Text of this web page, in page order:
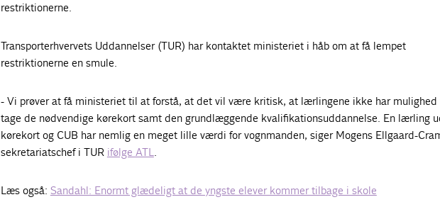
restriktionerne.
Transporterhvervets Uddannelser (TUR) har kontaktet ministeriet i håb om at få lempet
restriktionerne en smule.
- Vi prøver at få ministeriet til at forstå, at det vil være kritisk, at lærlingene ikke har mulighed
tage de nødvendige kørekort samt den grundlæggende kvalifikationsuddannelse. En lærling
kørekort og CUB har nemlig en meget lille værdi for vognmanden, siger Mogens Ellgaard-
sekretariatschef i TUR ifølge ATL.
Læs også: Sandahl: Enormt glædeligt at de yngste elever kommer tilbage i skole